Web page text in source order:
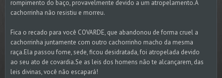
rompimento do baço, provavelmente devido a um atropelamento.A
cachorrinha não resistiu e morreu.
Fica o recado para você COVARDE, que abandonou de forma cruel a
cachorrinha juntamente com outro cachorrinho macho da mesma
raça.Ela passou fome, sede, ficou desidratada, foi atropelada devido
ao seu ato de covardia.Se as leis dos homens não te alcançarem, das
leis divinas, você não escapará!